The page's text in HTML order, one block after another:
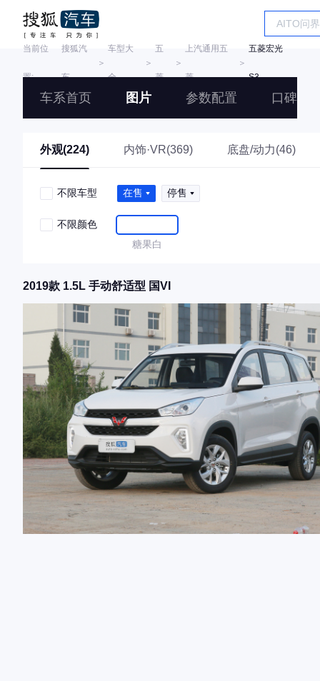
当前位
置:
搜狐汽
车
＞
车型大
全
＞
五
菱
＞
上汽通用五
菱
＞
五菱宏光
S3
车系首页 图片 参数配置 口碑
外观(224) 内饰·VR(369) 底盘/动力(46)
不限车型 在售 停售
不限颜色
糖果白
2019款 1.5L 手动舒适型 国VI